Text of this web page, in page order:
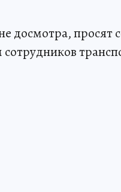
досмотра, просят